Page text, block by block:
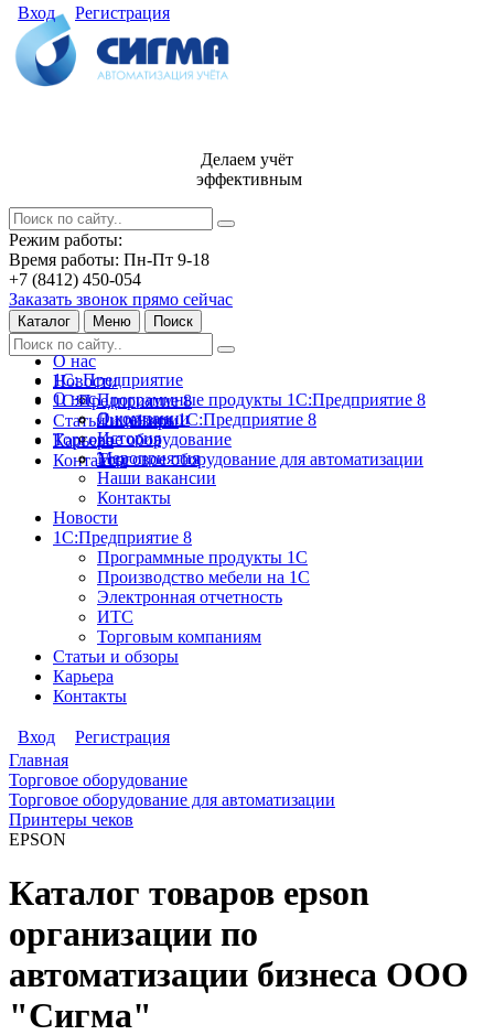
Вход Регистрация
Делаем учёт
эффективным
Режим работы:
Время работы: Пн-Пт 9-18
+7 (8412) 450-054
Заказать звонок прямо сейчас
Каталог Меню Поиск
О нас
Новости
1С:Предприятие 8
Статьи и обзоры
Карьера
Контакты
1С: Предприятие
Программные продукты 1С:Предприятие 8
Лицензии 1С:Предприятие 8
Торговое оборудование
Торговое оборудование для автоматизации
О нас
О компании
История
Мероприятия
Наши вакансии
Контакты
Новости
1С:Предприятие 8
Программные продукты 1С
Производство мебели на 1С
Электронная отчетность
ИТС
Торговым компаниям
Статьи и обзоры
Карьера
Контакты
Вход
Регистрация
Главная
Торговое оборудование
Торговое оборудование для автоматизации
Принтеры чеков
EPSON
Каталог товаров epson
организации по
автоматизации бизнеса ООО
"Сигма"